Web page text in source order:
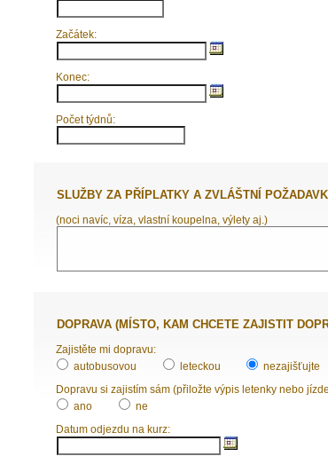
Začátek:
Konec:
Počet týdnů:
SLUŽBY ZA PŘÍPLATKY A ZVLÁŠTNÍ
(noci navíc, víza, vlastní koupelna, výlety aj.)
DOPRAVA (MÍSTO, KAM CHCETE ZAJISTIT
Zajistěte mi dopravu:
autobusovou
leteckou
nezajišťujte
Dopravu si zajistím sám (přiložte výpis letenky nebo
ano
ne
Datum odjezdu na kurz: